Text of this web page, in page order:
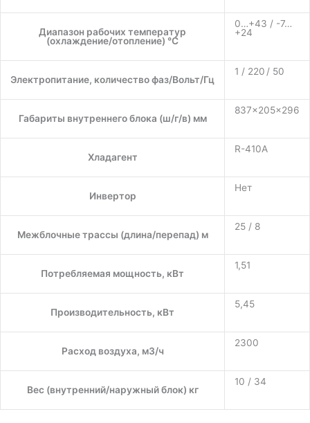
Диапазон рабочих температур
(охлаждение/отопление) °C
0…+43 / -7…
+24
Электропитание, количество фаз/Вольт/Гц
1 / 220 / 50
Габариты внутреннего блока (ш/г/в) мм
837×205×296
Хладагент
R-410A
Инвертор
Нет
Межблочные трассы (длина/перепад) м
25 / 8
Потребляемая мощность, кВт
1,51
Производительность, кВт
5,45
Расход воздуха, м3/ч
2300
Вес (внутренний/наружный блок) кг
10 / 34